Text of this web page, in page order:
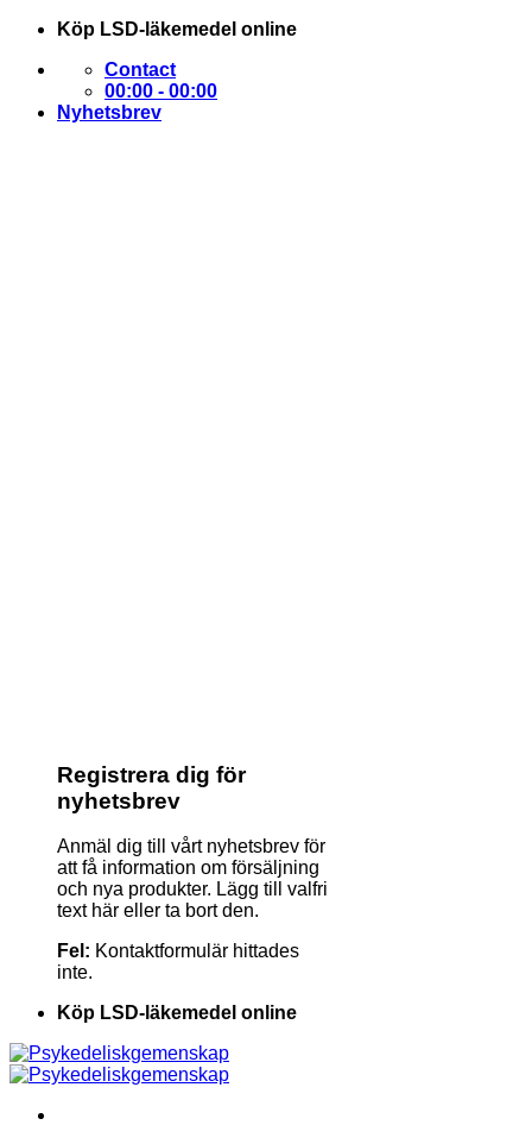
Skip
content
Köp LSD-läkemedel online
Contact
00:00 - 00:00
Nyhetsbrev
Registrera dig för
nyhetsbrev
Anmäl dig till vårt nyhetsbrev för
att få information om försäljning
och nya produkter. Lägg till valfri
text här eller ta bort den.
Fel: Kontaktformulär hittades
inte.
Köp LSD-läkemedel online